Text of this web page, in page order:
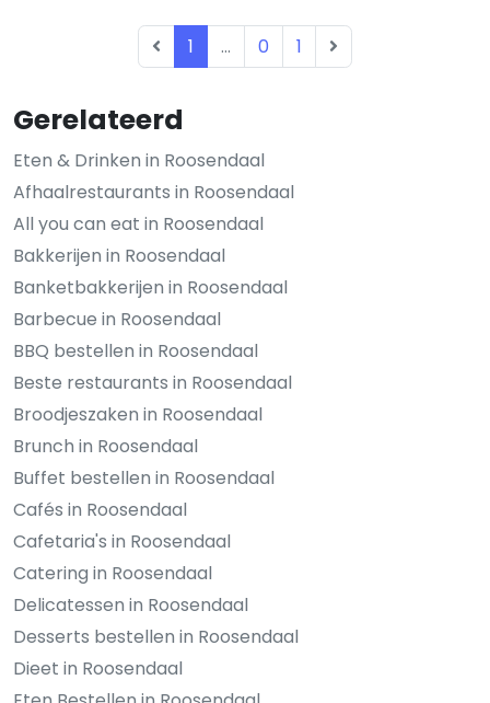
Gerelateerd
Eten & Drinken in Roosendaal
Afhaalrestaurants in Roosendaal
All you can eat in Roosendaal
Bakkerijen in Roosendaal
Banketbakkerijen in Roosendaal
Barbecue in Roosendaal
BBQ bestellen in Roosendaal
Beste restaurants in Roosendaal
Broodjeszaken in Roosendaal
Brunch in Roosendaal
Buffet bestellen in Roosendaal
Cafés in Roosendaal
Cafetaria's in Roosendaal
Catering in Roosendaal
Delicatessen in Roosendaal
Desserts bestellen in Roosendaal
Dieet in Roosendaal
1 ... 0 1